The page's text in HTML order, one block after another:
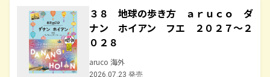
３８ 地球の歩き方 ａｒｕｃｏ ダ
ナン ホイアン フエ ２０２７～２
０２８
aruco 海外
2026.07.23 発売